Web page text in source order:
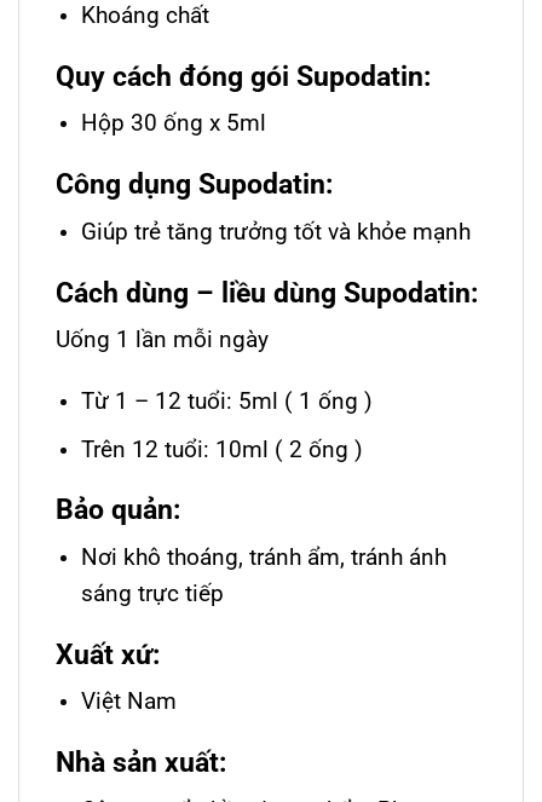
Khoáng chất
Quy cách đóng gói Supodatin:
Hộp 30 ống x 5ml
Công dụng Supodatin:
Giúp trẻ tăng trưởng tốt và khỏe mạnh
Cách dùng – liều dùng Supodatin:
Uống 1 lần mỗi ngày
Từ 1 – 12 tuổi: 5ml ( 1 ống )
Trên 12 tuổi: 10ml ( 2 ống )
Bảo quản:
Nơi khô thoáng, tránh ẩm, tránh ánh
sáng trực tiếp
Xuất xứ:
Việt Nam
Nhà sản xuất: